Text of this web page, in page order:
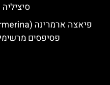
פסיפסים